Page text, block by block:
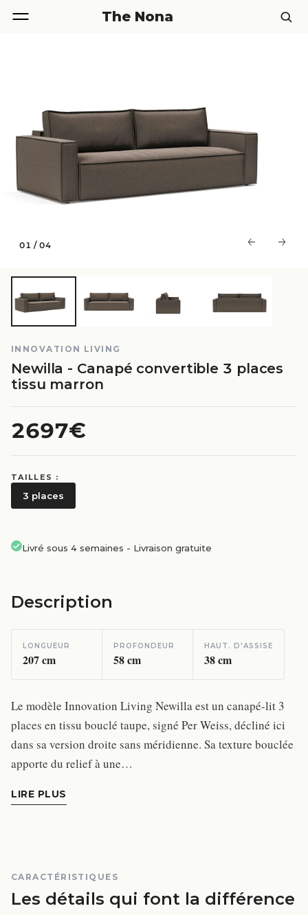
The Nona
01 /04
INNOVATION LIVING
Newilla - Canapé convertible 3 places
tissu marron
2697€
TAILLES :
3 places
Livré sous 4 semaines - Livraison gratuite
Description
LONGUEUR
207cm
PROFONDEUR
58cm
HAUT. D'ASSISE
38cm
Le modèle Innovation Living Newilla est un canapé-lit 3
places en tissu bouclé taupe, signé Per Weiss, décliné ici
dans sa version droite sans méridienne. Sa texture bouclée
apporte du relief à une…
LIRE PLUS
CARACTÉRISTIQUES
Les détails qui font la différence